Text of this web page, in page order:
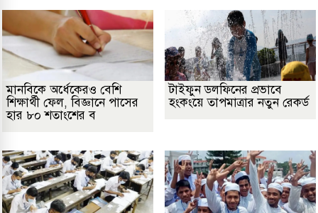
মানবিকে অর্ধেকেরও বেশি
শিক্ষার্থী ফেল, বিজ্ঞানে পাসের
হার ৮০ শতাংশের ব
টাইফুন ডলফিনের প্রভাবে
হংকংয়ে তাপমাত্রার নতুন রেকর্ড